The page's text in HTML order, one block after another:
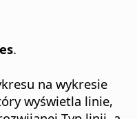
.
na wykresie
wyświetla linie,